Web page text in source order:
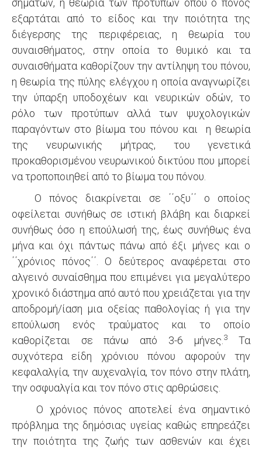
σημάτων, η θεωρία των προτύπων όπου ο πόνος
εξαρτάται από το είδος και την ποιότητα της
διέγερσης της περιφέρειας, η θεωρία του
συναισθήματος, στην οποία το θυμικό και τα
συναισθήματα καθορίζουν την αντίληψη του πόνου,
η θεωρία της πύλης ελέγχου η οποία αναγνωρίζει
την ύπαρξη υποδοχέων και νευρικών οδών, το
ρόλο των προτύπων αλλά των ψυχολογικών
παραγόντων στο βίωμα του πόνου και η θεωρία
της νευρωνικής μήτρας, του γενετικά
προκαθορισμένου νευρωνικού δικτύου που μπορεί
να τροποποιηθεί από το βίωμα του πόνου.
Ο πόνος διακρίνεται σε ΄΄οξυ΄΄ ο οποίος
οφείλεται συνήθως σε ιστική βλάβη και διαρκεί
συνήθως όσο η επούλωσή της, έως συνήθως ένα
μήνα και όχι πάντως πάνω από έξι μήνες και ο
΄΄χρόνιος πόνος΄΄. Ο δεύτερος αναφέρεται στο
αλγεινό συναίσθημα που επιμένει για μεγαλύτερο
χρονικό διάστημα από αυτό που χρειάζεται για την
αποδρομή/ίαση μια οξείας παθολογίας ή για την
επούλωση ενός τραύματος και το οποίο
καθορίζεται σε πάνω από 3-6 μήνες. 3
Τα
συχνότερα είδη χρόνιου πόνου αφορούν την
κεφαλαλγία, την αυχεναλγία, τον πόνο στην πλάτη,
την οσφυαλγία και τον πόνο στις αρθρώσεις.
Ο χρόνιος πόνος αποτελεί ένα σημαντικό
πρόβλημα της δημόσιας υγείας καθώς επηρεάζει
την ποιότητα της ζωής των ασθενών και έχει